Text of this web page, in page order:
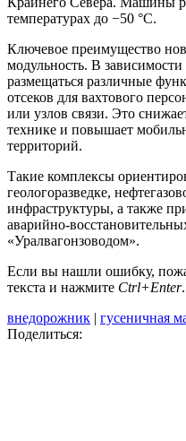
температурах до −50 °C.
Ключевое преимущество
модульность. В
размещаться различные
отсеков для вахтового
или узлов связи. Это
технике и повышает
территорий.
Такие комплексы
геологоразведке,
инфраструктуры, а также
аварийно-
«Уралвагонзоводом».
Если вы нашли ошибку,
текста и нажмите Ctrl+Enter.
внедорожник | гусеничная
Поделиться: